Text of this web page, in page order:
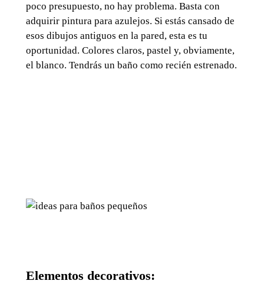
poco presupuesto, no hay problema. Basta con
adquirir pintura para azulejos. Si estás cansado de
esos dibujos antiguos en la pared, esta es tu
oportunidad. Colores claros, pastel y, obviamente,
el blanco. Tendrás un baño como recién estrenado.
Elementos decorativos: